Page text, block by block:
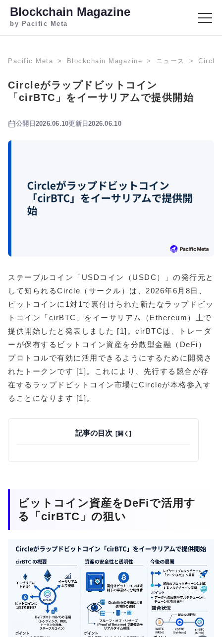
Blockchain Magazine
by Pacific Meta
Pacific Meta Blockchain Magazine ニュース Circle
Circleがラップドビットコイン
「cirBTC」をイーサリアムで提供開始
公開日 2026.06.10更新日2026.06.10
ステーブルコイン「USDコイン（USDC）」の発行元と
して知られるCircle（サークル）は、2026年6月8日、
ビットコインに1対1で裏付けられた新たなラップドビッ
トコイン「cirBTC」をイーサリアム（Ethereum）上で
提供開始したと発表しました [1]。cirBTCは、トレーダ
ーが保有するビットコイン資産を分散型金融（DeFi）
プロトコルで有効に活用できるようにするために開発さ
れたトークンです [1]。これにより、先行する競合が存
在するラップドビットコイン市場にCircleが本格参入す
ることになります [1]。
記事の目次
ビットコイン資産をDeFiで活用す
る「cirBTC」の狙い